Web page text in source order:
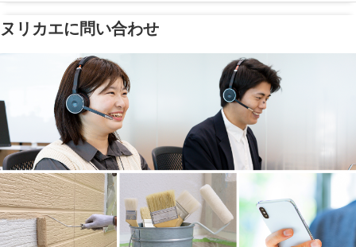
塗料の​品質を​保証
メーカー保証
工事保険
省エネ効果
断熱・遮熱塗料対応
雨漏り修繕
ヌリカエに問い合わせ